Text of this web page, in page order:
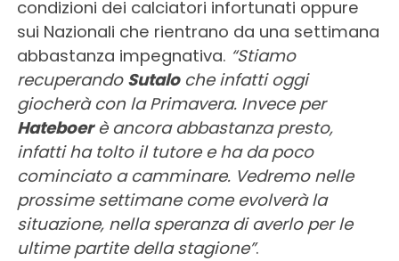
condizioni dei calciatori infortunati oppure
sui Nazionali che rientrano da una settimana
abbastanza impegnativa. “Stiamo
recuperando Sutaloche infatti oggi
giocherà con la Primavera. Invece per
Hateboerè ancora abbastanza presto,
infatti ha tolto il tutore e ha da poco
cominciato a camminare. Vedremo nelle
prossime settimane come evolverà la
situazione, nella speranza di averlo per le
ultime partite della stagione”.